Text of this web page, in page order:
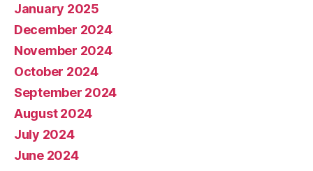
January 2025
December 2024
November 2024
October 2024
September 2024
August 2024
July 2024
June 2024